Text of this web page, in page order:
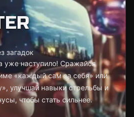
загадок
уже наступило! Сражайся
«каждый сам за себя» или
улучшай навыки стрельбы и
чтобы стать сильнее.